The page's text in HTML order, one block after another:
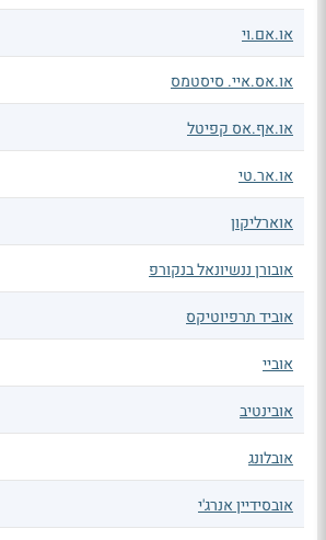
או.אם.וי
או.אס.איי. סיסטמס
או.אף.אס קפיטל
או.אר.טי
אוארליקון
אובורן ננשיונאל בנקורפ
אוביד תרפיוטיקס
אוביי
אובינטיב
אובלונג
אובסידיין אנרג'י